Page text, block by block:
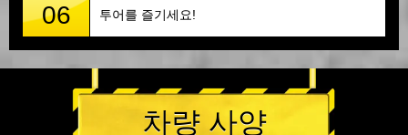
06 투어를 즐기세요!
차량 사양